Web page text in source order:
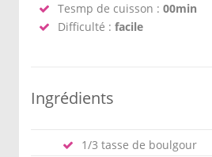
Tesmp de cuisson : 00min
Difficulté : facile
Ingrédients
1/3 tasse de boulgour